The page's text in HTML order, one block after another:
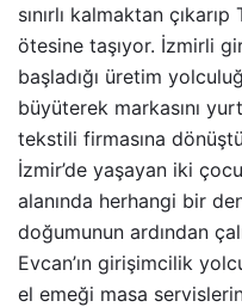
sınırlı kalmaktan
ötesine taşıyor. İzmirli
başladığı üretim
büyüterek markasını
tekstili firmasına
İzmir’de yaşayan iki
alanında herhangi bir
doğumunun ardından
Evcan’ın girişimcilik
el emeği masa